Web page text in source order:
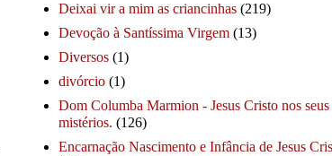
Deixai vir a mim as criancinhas (219)
Devoção à Santíssima Virgem (13)
Diversos (1)
divórcio (1)
Dom Columba Marmion - Jesus Cristo nos seus
mistérios. (126)
Encarnação Nascimento e Infância de Jesus